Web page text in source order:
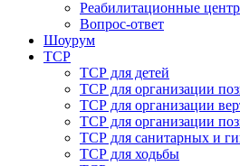
Реабилитационные
Вопрос-ответ
Шоурум
ТСР
ТСР для детей
ТСР для организации
ТСР для организации
ТСР для организации
ТСР для санитарных и
ТСР для ходьбы